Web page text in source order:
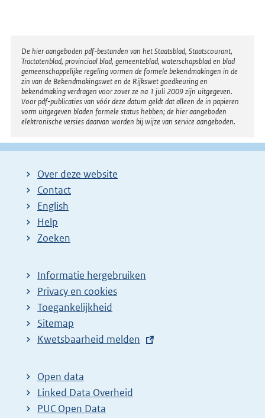
e
l
i
n
k
:
e
l
i
n
k
:
Disclaimer
De hier aangeboden pdf-bestanden van het Staatsblad, Staatscourant,
Tractatenblad, provinciaal blad, gemeenteblad, waterschapsblad en blad
gemeenschappelijke regeling vormen de formele bekendmakingen in de
zin van de Bekendmakingswet en de Rijkswet goedkeuring en
bekendmaking verdragen voor zover ze na 1 juli 2009 zijn uitgegeven.
Voor pdf-publicaties van vóór deze datum geldt dat alleen de in papieren
vorm uitgegeven bladen formele status hebben; de hier aangeboden
elektronische versies daarvan worden bij wijze van service aangeboden.
Over deze website
Contact
English
Help
Zoeken
Informatie hergebruiken
Privacy en cookies
Toegankelijkheid
Sitemap
E
t
e
r
Kwetsbaarheid melden
Open data
Linked Data Overheid
PUC Open Data